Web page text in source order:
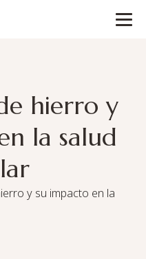
hierro y
la salud
y su impacto en la